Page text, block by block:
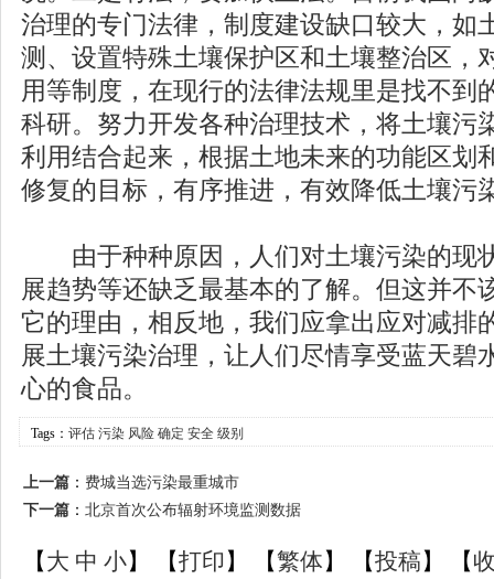
治理的专门法律，制度建设缺口较大，如
测、设置特殊土壤保护区和土壤整治区，
用等制度，在现行的法律法规里是找不到
科研。努力开发各种治理技术，将土壤污
利用结合起来，根据土地未来的功能区划
修复的目标，有序推进，有效降低土壤污
由于种种原因，人们对土壤污染的现
展趋势等还缺乏最基本的了解。但这并不
它的理由，相反地，我们应拿出应对减排
展土壤污染治理，让人们尽情享受蓝天碧
心的食品。
Tags：评估 污染 风险 确定 安全 级别
上一篇 ： 费城当选污染最重城市
下一篇 ： 北京首次公布辐射环境监测数据
【 大 中 小】 【打印 】 【繁体 】 【投稿 】 【